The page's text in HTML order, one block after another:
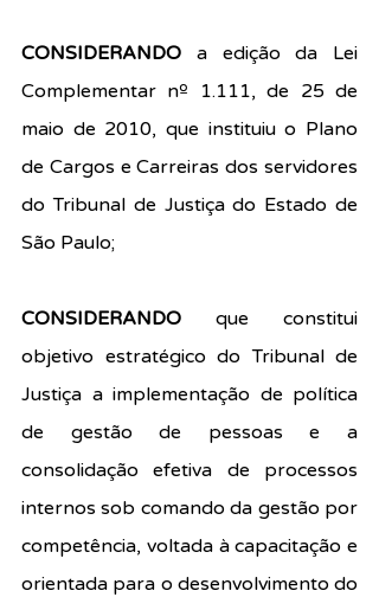
CONSIDERANDO a edição da Lei
Complementar nº 1.111, de 25 de
maio de 2010, que instituiu o Plano
de Cargos e Carreiras dos servidores
do Tribunal de Justiça do Estado de
São Paulo;
CONSIDERANDO que constitui
objetivo estratégico do Tribunal de
Justiça a implementação de política
de gestão de pessoas e a
consolidação efetiva de processos
internos sob comando da gestão por
competência, voltada à capacitação e
orientada para o desenvolvimento do